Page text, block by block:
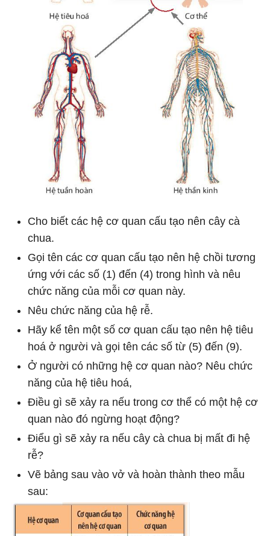
Cho biết các hệ cơ quan cấu tạo nên cây cà
chua.
Gọi tên các cơ quan cấu tạo nên hệ chồi tương
ứng với các số (1) đến (4) trong hình và nêu
chức năng của mỗi cơ quan này.
Nêu chức năng của hệ rễ.
Hãy kể tên một số cơ quan cấu tạo nên hệ tiêu
hoá ở người và gọi tên các số từ (5) đến (9).
Ở người có những hệ cơ quan nào? Nêu chức
năng của hệ tiêu hoá,
Điều gì sẽ xảy ra nếu trong cơ thể có một hệ cơ
quan nào đó ngừng hoạt động?
Điểu gì sẽ xảy ra nếu cây cà chua bị mất đi hệ
rễ?
Vẽ bảng sau vào vở và hoàn thành theo mẫu
sau: